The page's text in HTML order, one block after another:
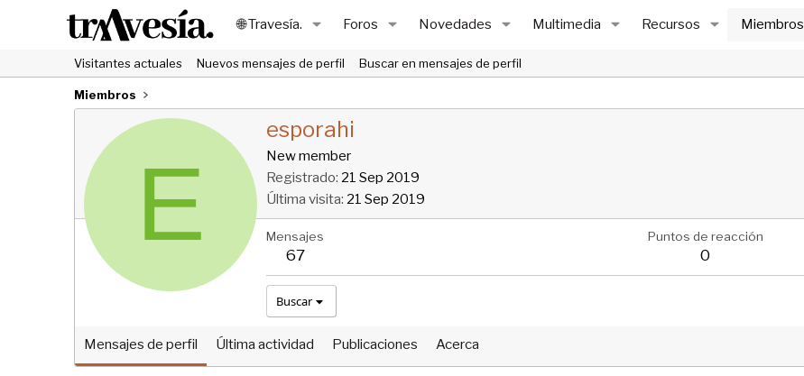
🌐 Travesía. Foros Novedades Multimedia Recursos Miembros
Visitantes actuales Nuevos mensajes de perfil Buscar en mensajes de perfil
Miembros
E
esporahi
New member
Registrado 21 Sep 2019
Última visita 21 Sep 2019
Mensajes
67
Puntos de reacción
0
Buscar
Mensajes de perfil Última actividad Publicaciones Acerca